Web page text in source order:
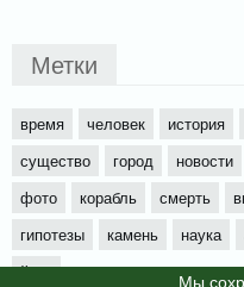
Мы
Метки
время человек история
существо
город новости
фото
корабль смерть
гипотезы
камень наука
йети